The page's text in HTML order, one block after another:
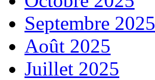
Septembre 2025
Août 2025
Juillet 2025